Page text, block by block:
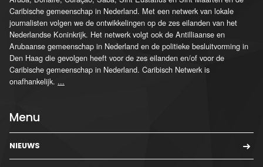
Caribische gemeenschap in Nederland. Met een netwerk van lokale
journalisten volgen we de ontwikkelingen op de zes eilanden van het
Nederlandse Koninkrijk. Het netwerk volgt ook de Antilliaanse en
Arubaanse gemeenschap in Nederland en de politieke besluitvorming in
Den Haag die gevolgen heeft voor de zes eilanden en/of voor de
Caribische gemeenschap in Nederland. Caribisch Netwerk is
onafhankelijk. ...
Menu
NIEUWS